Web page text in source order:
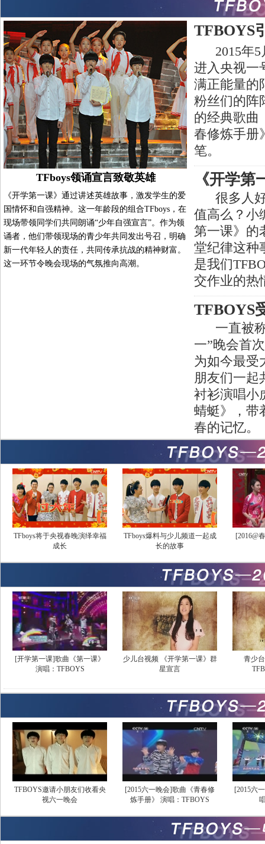
TFboys领诵宣言致敬英雄
《开学第一课》通过讲述英雄故事，激发学生的爱
国情怀和自强精神。这一年龄段的组合TFboys，在
现场带领同学们共同朗诵“少年自强宣言”。作为领
诵者，他们带领现场的青少年共同发出号召，明确
新一代年轻人的责任，共同传承抗战的精神财富。
这一环节令晚会现场的气氛推向高潮。
TFBOYS
2015年5
进入央视一
满正能量的
粉丝们的阵
的经典歌曲
春修炼手册
笔。
《开学
很多人好
值高么？小
第一课》的
堂纪律这种
是我们
交作业的热
TFBOYS
一直被称
一”晚会首
为如今最受
朋友们一起
衬衫演唱小
蜻蜓》，带
春的记忆。
TFboys将于央视春晚演绎幸福
成长
TFboys爆料与少儿频道一起成
长的故事
[2016@
[开学第一课]歌曲《第一课》
演唱：TFBOYS
少儿台视频 《开学第一课》群
星宣言
青少
TFBOYS邀请小朋友们收看央
视六一晚会
[2015六一晚会]歌曲《青春修
炼手册》 演唱：TFBOYS
[2015六